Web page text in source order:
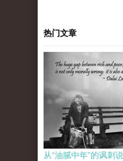
热门文章
从“油腻中年”的讽